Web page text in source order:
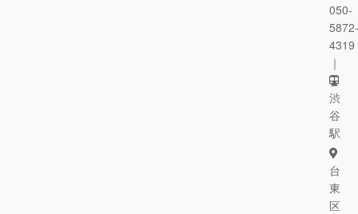
050-
4319
｜
渋
谷
駅
台
東
区